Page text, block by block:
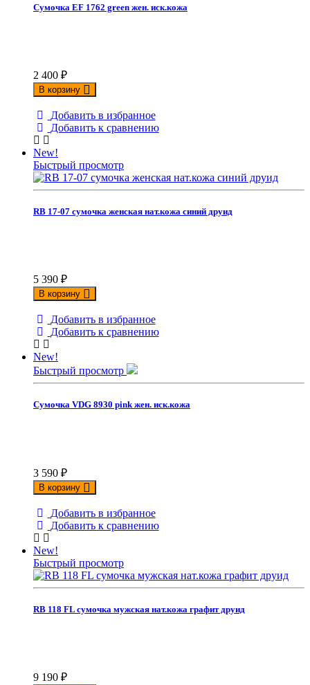
Сумочка EF 1762 green жен. иск.кожа
2 400 ₽
В корзину
Добавить в избранное
Добавить к сравнению
New!
Быстрый просмотр
RB 17-07 сумочка женская нат.кожа синий друид
5 390 ₽
В корзину
Добавить в избранное
Добавить к сравнению
New!
Быстрый просмотр
Сумочка VDG 8930 pink жен. иск.кожа
3 590 ₽
В корзину
Добавить в избранное
Добавить к сравнению
New!
Быстрый просмотр
RB 118 FL сумочка мужская нат.кожа графит друид
9 190 ₽